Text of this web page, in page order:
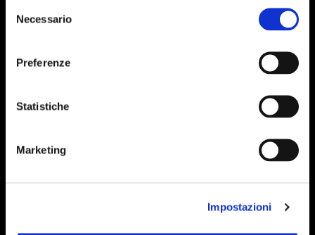
delNecessario
Preferenze
Statistiche
Marketing
Impostazioni